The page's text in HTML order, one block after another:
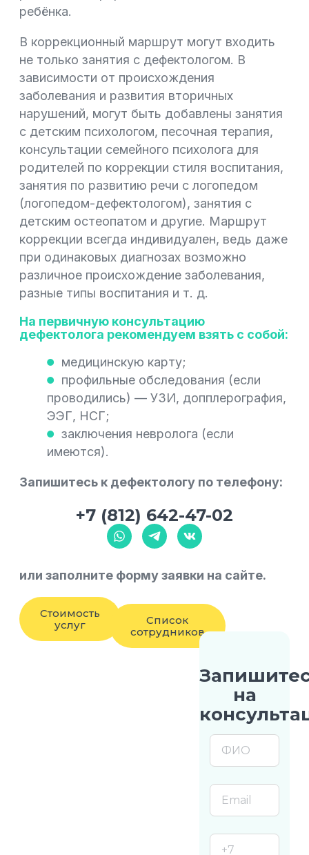
ребёнка.
В коррекционный маршрут могут входить
не только занятия с дефектологом. В
зависимости от происхождения
заболевания и развития вторичных
нарушений, могут быть добавлены занятия
с детским психологом, песочная терапия,
консультации семейного психолога для
родителей по коррекции стиля воспитания,
занятия по развитию речи с логопедом
(логопедом-дефектологом), занятия с
детским остеопатом и другие. Маршрут
коррекции всегда индивидуален, ведь даже
при одинаковых диагнозах возможно
различное происхождение заболевания,
разные типы воспитания и т. д.
На первичную консультацию
дефектолога рекомендуем взять с собой:
медицинскую карту;
профильные обследования (если
проводились) — УЗИ, допплерография,
ЭЭГ, НСГ;
заключения невролога (если
имеются).
Запишитесь к дефектологу по телефону:
+7 (812) 642-47-02
или заполните форму заявки на сайте.
Стоимость
услуг
Список
сотрудников
на